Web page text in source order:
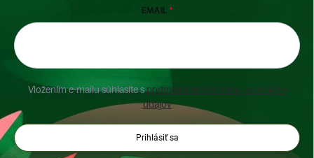
EMAIL
Vložením e-mailu súhlasíte spodmienkami ochrany osobných
údajov
Prihlásiť sa